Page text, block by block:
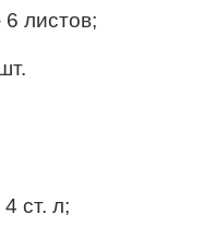
листов;
ст. л;